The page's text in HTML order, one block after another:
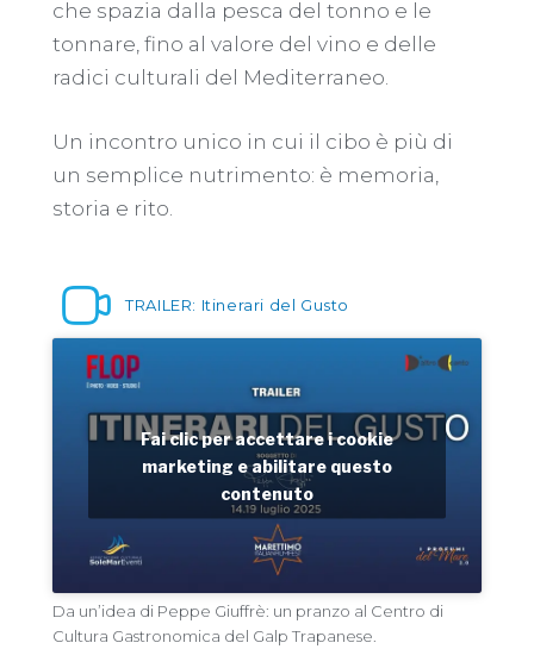
che spazia dalla pesca del tonno e le
tonnare, fino al valore del vino e delle
radici culturali del Mediterraneo.
Un incontro unico in cui il cibo è più di
un semplice nutrimento: è memoria,
storia e rito.
TRAILER: Itinerari del Gusto
Fai clic per accettare i cookie
marketing e abilitare questo
contenuto
Da un’idea di Peppe Giuffrè: un pranzo al Centro di
Cultura Gastronomica del Galp Trapanese.